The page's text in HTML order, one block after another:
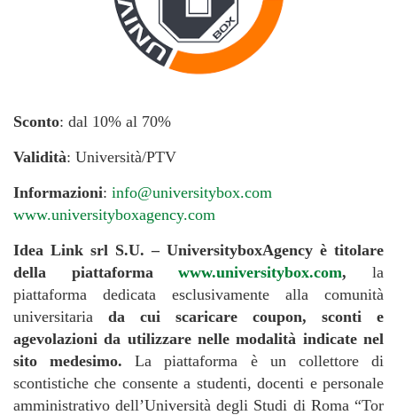
Sconto: dal 10% al 70%
Validità: Università/PTV
Informazioni: info@universitybox.com
www.universityboxagency.com
Idea Link srl S.U. – UniversityboxAgency è titolare
della piattaformawww.universitybox.com,la
piattaforma dedicata esclusivamente alla comunità
universitaria da cui scaricare coupon, sconti e
agevolazioni da utilizzare nelle modalità indicate nel
sito medesimo. La piattaforma è un collettore di
scontistiche che consente a studenti, docenti e personale
amministrativo dell’Università degli Studi di Roma “Tor